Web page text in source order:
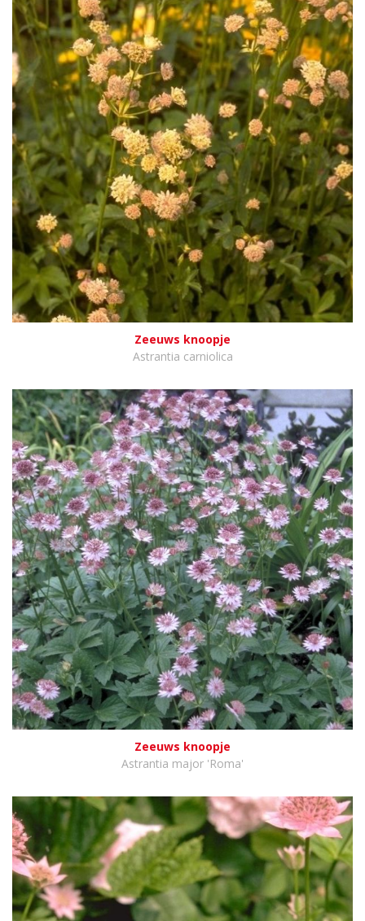
Zeeuws knoopje
Astrantia carniolica
Zeeuws knoopje
Astrantia major 'Roma'